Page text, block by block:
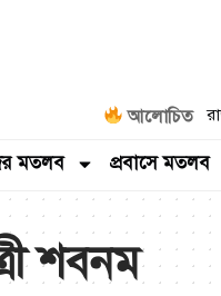
আলোচিত
মতলব প্রবাসে মতলব
শবনম